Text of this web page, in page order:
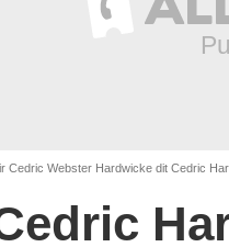
Cedric Webster Hardwicke dit Cedric